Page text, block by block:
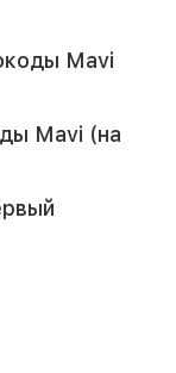
Mavi
Mavi (на